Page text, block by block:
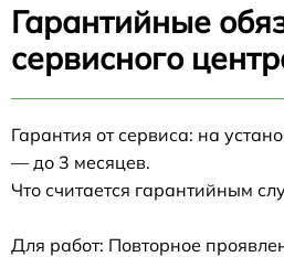
Гарантийные
сервисного
Гарантия от сервиса: на
— до 3 месяцев.
Что считается гарантийным
Для работ: Повторное